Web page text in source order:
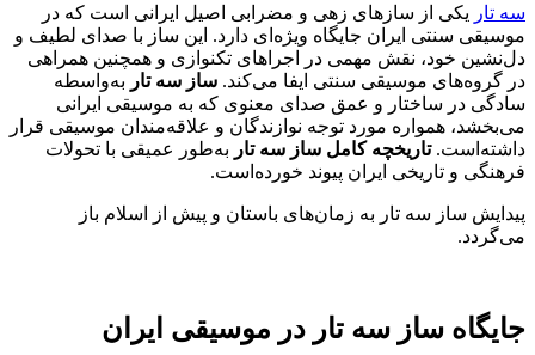
سه تار یکی از سازهای زهی و مضرابی اصیل ایرانی است که در
موسیقی سنتی ایران جایگاه ویژه‌ای دارد. این ساز با صدای لطیف و
دل‌نشین خود، نقش مهمی در اجراهای تکنوازی و همچنین همراهی
در گروه‌های موسیقی سنتی ایفا می‌کند. ساز سه تار به‌واسطه
سادگی در ساختار و عمق صدای معنوی که به موسیقی ایرانی
می‌بخشد، همواره مورد توجه نوازندگان و علاقه‌مندان موسیقی قرار
داشته‌است.تاریخچه کامل ساز سه تار به‌طور عمیقی با تحولات
فرهنگی و تاریخی ایران پیوند خورده‌است.
پیدایش ساز سه تار به زمان‌های باستان و پیش از اسلام باز
می‌گردد.
جایگاه ساز سه تار در موسیقی ایران